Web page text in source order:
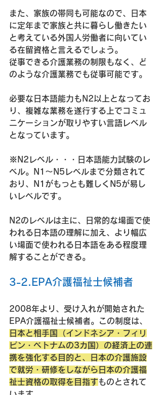
また、家族の帯同も可能なので、日本
に定年まで家族と共に暮らし働きたい
と考えている外国人労働者に向いてい
る在留資格と言えるでしょう。
従事できる介護業務の制限もなく、ど
のような介護業務でも従事可能です。
必要な日本語能力もN2以上となってお
り、複雑な業務を遂行する上でコミュ
ニケーションが取りやすい言語レベル
となっています。
※N2レベル・・・日本語能力試験のレ
ベル。N1〜N5レベルまで分類されて
おり、N1がもっとも難しくN5が易し
いレベルです。
N2のレベルは主に、日常的な場面で使
われる日本語の理解に加え、より幅広
い場面で使われる日本語をある程度理
解することができる。
3-2.EPA介護福祉士候補者
2008年より、受け入れが開始された
EPA介護福祉士候補者。この制度は、
日本と相手国（インドネシア・フィリ
ピン・ベトナムの3カ国）の経済上の連
携を強化する目的と、日本の介護施設
で就労・研修をしながら日本の介護福
祉士資格の取得を目指すものとされて